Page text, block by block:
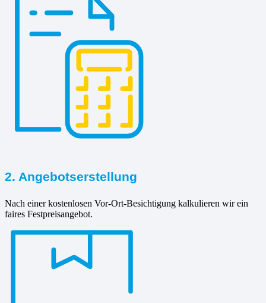
2. Angebotserstellung
Nach einer kostenlosen Vor-Ort-Besichtigung kalkulieren wir ein
faires Festpreisangebot.